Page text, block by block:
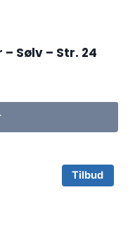
Sølv – Str. 24
Tilbud